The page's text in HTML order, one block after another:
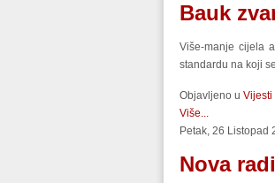
Bauk
Više-manje cijela
standardu na koji
Objavljeno u Vijesti
Više...
Petak, 26 Listopad
Nova